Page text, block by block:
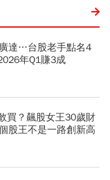
達…台股老手點名4
年Q1賺3成
買？飆股女王30歲財
股王不是一路創新高